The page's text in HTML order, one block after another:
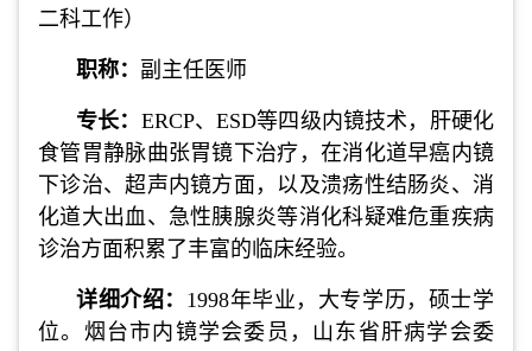
二科工作）
职称： 副主任医师
专长： ERCP、ESD等四级内镜技术，肝硬化
食管胃静脉曲张胃镜下治疗，在消化道早癌内镜
下诊治、超声内镜方面，以及溃疡性结肠炎、消
化道大出血、急性胰腺炎等消化科疑难危重疾病
诊治方面积累了丰富的临床经验。
详细介绍： 1998年毕业，大专学历，硕士学
位。烟台市内镜学会委员，山东省肝病学会委